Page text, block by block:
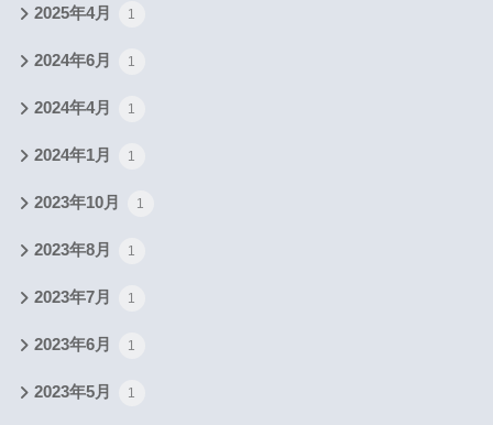
2025年4月 1
2024年6月 1
2024年4月 1
2024年1月 1
2023年10月 1
2023年8月 1
2023年7月 1
2023年6月 1
2023年5月 1